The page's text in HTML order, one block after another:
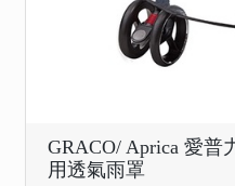
GRACO/ Aprica 愛普
用透氣雨罩